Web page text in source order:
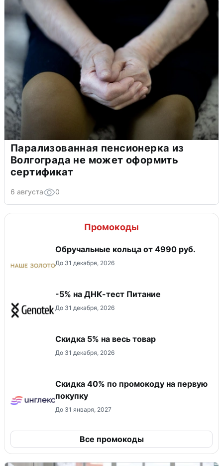
Парализованная пенсионерка из
Волгограда не может оформить
сертификат
6 августа 0
Промокоды
Обручальные кольца от 4990 руб.
До 31 декабря, 2026
-5% на ДНК-тест Питание
До 31 декабря, 2026
Скидка 5% на весь товар
До 31 декабря, 2026
Скидка 40% по промокоду на первую
покупку
До 31 января, 2027
Все промокоды